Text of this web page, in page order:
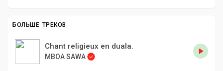
БОЛЬШЕ ТРЕКОВ
Chant religieux en duala.
MBOA SAWA